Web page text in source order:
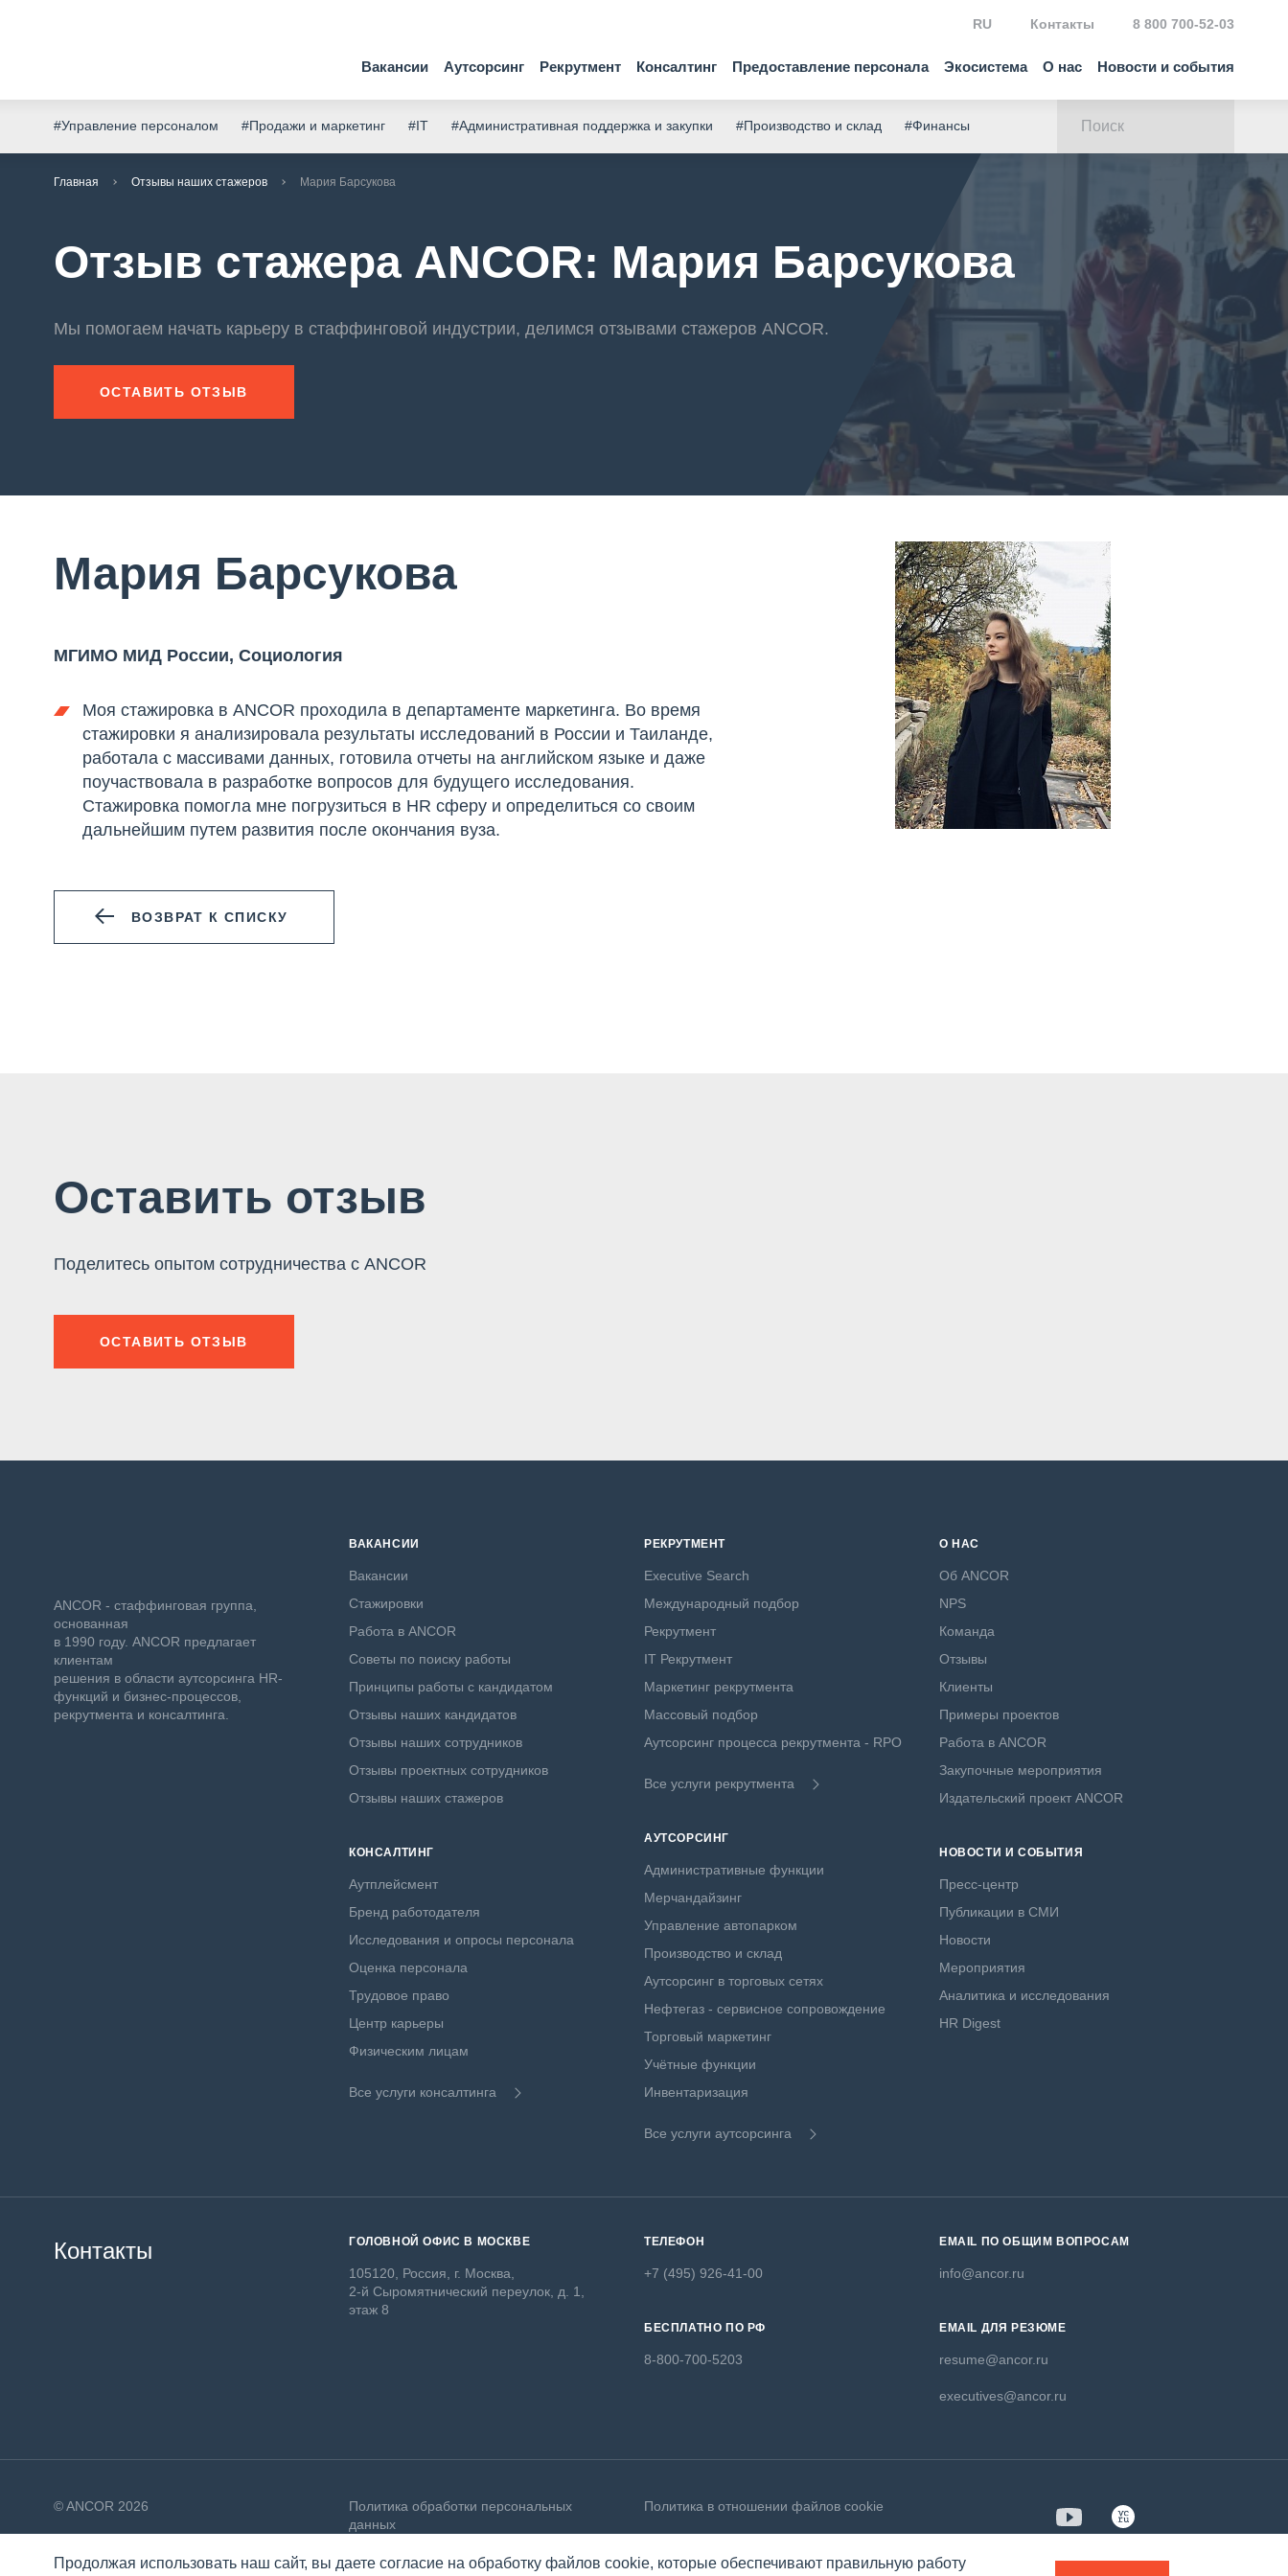
Вакансии Аутсорсинг Рекрутмент Консалтинг Предоставление персонала Экосистема О нас Новости и события
RU Контакты 8 800 700-52-03
#Управление персоналом #Продажи и маркетинг #IT #Административная поддержка и закупки #Производство и склад #Финансы
Главная Отзывы наших стажеров Мария Барсукова
Отзыв стажера ANCOR: Мария Барсукова
Мы помогаем начать карьеру в стаффинговой индустрии, делимся отзывами стажеров ANCOR.
ОСТАВИТЬ ОТЗЫВ
Мария Барсукова
МГИМО МИД России, Социология
Моя стажировка в ANCOR проходила в департаменте маркетинга. Во время
стажировки я анализировала результаты исследований в России и Таиланде,
работала с массивами данных, готовила отчеты на английском языке и даже
поучаствовала в разработке вопросов для будущего исследования.
Стажировка помогла мне погрузиться в HR сферу и определиться со своим
дальнейшим путем развития после окончания вуза.
ВОЗВРАТ К СПИСКУ
Оставить отзыв
Поделитесь опытом сотрудничества с ANCOR
ОСТАВИТЬ ОТЗЫВ
ANCOR - стаффинговая группа,
основанная
в 1990 году. ANCOR предлагает
клиентам
решения в области аутсорсинга HR-
функций и бизнес-процессов,
рекрутмента и консалтинга.
ВАКАНСИИ
Вакансии
Стажировки
Работа в ANCOR
Советы по поиску работы
Принципы работы с кандидатом
Отзывы наших кандидатов
Отзывы наших сотрудников
Отзывы проектных сотрудников
Отзывы наших стажеров
КОНСАЛТИНГ
Аутплейсмент
Бренд работодателя
Исследования и опросы персонала
Оценка персонала
Трудовое право
Центр карьеры
Физическим лицам
Все услуги консалтинга
РЕКРУТМЕНТ
Executive Search
Международный подбор
Рекрутмент
IT Рекрутмент
Маркетинг рекрутмента
Массовый подбор
Аутсорсинг процесса рекрутмента - RPO
Все услуги рекрутмента
АУТСОРСИНГ
Административные функции
Мерчандайзинг
Управление автопарком
Производство и склад
Аутсорсинг в торговых сетях
Нефтегаз - сервисное сопровождение
Торговый маркетинг
Учётные функции
Инвентаризация
Все услуги аутсорсинга
О НАС
Об ANCOR
NPS
Команда
Отзывы
Клиенты
Примеры проектов
Работа в ANCOR
Закупочные мероприятия
Издательский проект ANCOR
НОВОСТИ И СОБЫТИЯ
Пресс-центр
Публикации в СМИ
Новости
Мероприятия
Аналитика и исследования
HR Digest
Контакты ГОЛОВНОЙ ОФИС В МОСКВЕ
105120, Россия, г. Москва,
2-й Сыромятнический переулок, д. 1,
этаж 8
ТЕЛЕФОН
+7 (495) 926-41-00
БЕСПЛАТНО ПО РФ
8-800-700-5203
EMAIL ПО ОБЩИМ ВОПРОСАМ
info@ancor.ru
EMAIL ДЛЯ РЕЗЮМЕ
resume@ancor.ru
executives@ancor.ru
© ANCOR 2026
Политика обработки персональных
данных
Политика в отношении файлов cookie
Продолжая использовать наш сайт, вы даете согласие на обработку файлов cookie, которые обеспечивают правильную работу